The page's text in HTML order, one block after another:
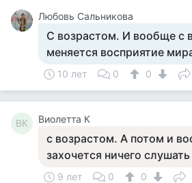
Любовь Сальникова
С возрастом. И вообще с
меняется восприятие
10 лет 0 0
ВК Виолетта К
с возрастом. А потом и
захочется ничего слушать
9 лет 0 0